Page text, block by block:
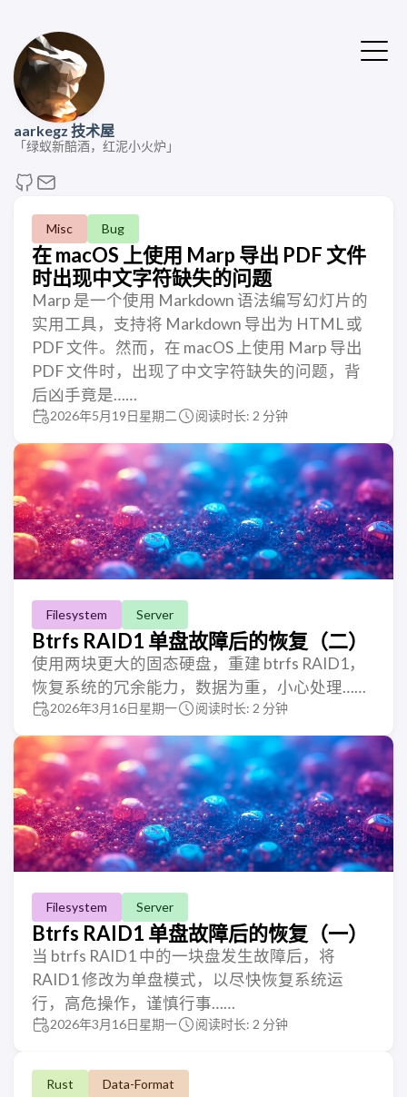
aarkegz 技术屋
「绿蚁新醅酒，红泥小火炉」
Misc Bug
在 macOS 上使用 Marp 导出 PDF 文件
时出现中文字符缺失的问题
Marp 是一个使用 Markdown 语法编写幻灯片的
实用工具，支持将 Markdown 导出为 HTML 或
PDF 文件。然而，在 macOS 上使用 Marp 导出
PDF 文件时，出现了中文字符缺失的问题，背
后凶手竟是……
2026年5月19日星期二 阅读时长: 2 分钟
Filesystem Server
Btrfs RAID1 单盘故障后的恢复（二）
使用两块更大的固态硬盘，重建 btrfs RAID1，
恢复系统的冗余能力，数据为重，小心处理……
2026年3月16日星期一 阅读时长: 2 分钟
Filesystem Server
Btrfs RAID1 单盘故障后的恢复（一）
当 btrfs RAID1 中的一块盘发生故障后，将
RAID1 修改为单盘模式，以尽快恢复系统运
行，高危操作，谨慎行事……
2026年3月16日星期一 阅读时长: 2 分钟
Rust Data-Format